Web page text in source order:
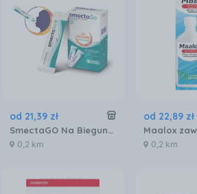
od 21,39 zł
SmectaGO Na Biegunkę 8 Saszetek Gotowych Do Wypicia
0,2 km
od 22,89 zł
0,2 km